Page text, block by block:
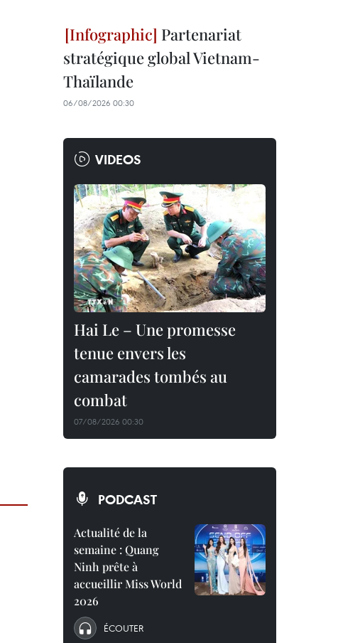
Partenariat
stratégique global Vietnam-
Thaïlande
06/08/2026 00:30
VIDEOS
Hai Le – Une promesse
tenue envers les
camarades tombés au
combat
07/08/2026 00:30
PODCAST
Actualité de la
semaine : Quang
Ninh prête à
accueillir Miss World
2026
ÉCOUTER